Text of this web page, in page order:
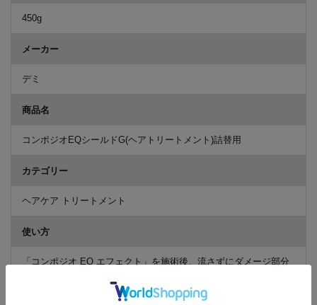
450g
メーカー
デミ
商品名
コンポジオEQシールドG(ヘアトリートメント)詰替用
カテゴリー
ヘアケア トリートメント
使い方
「コンポジオ EQ エフェクト」を施術後、流さずにダメージ部分